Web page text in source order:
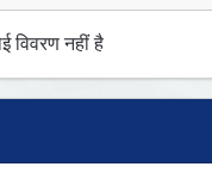
विवरण नहीं है